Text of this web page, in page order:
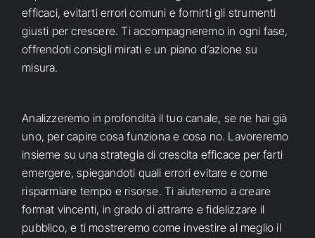
efficaci, evitarti errori comuni e fornirti gli strumenti
giusti per crescere. Ti accompagneremo in ogni fase,
offrendoti consigli mirati e un piano d’azione su
misura.
Analizzeremo in profondità il tuo canale, se ne hai già
uno, per capire cosa funziona e cosa no. Lavoreremo
insieme su una strategia di crescita efficace per farti
emergere, spiegandoti quali errori evitare e come
risparmiare tempo e risorse. Ti aiuteremo a creare
format vincenti, in grado di attrarre e fidelizzare il
pubblico, e ti mostreremo come investire al meglio il